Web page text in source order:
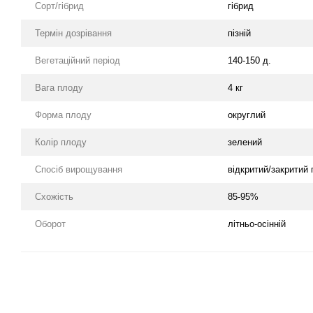
Сорт/гібрид гібрид
Термін дозрівання пізній
Вегетаційний період 140-150 д.
Вага плоду 4 кг
Форма плоду округлий
Колір плоду зелений
Спосіб вирощування відкритий/закритий
Схожість 85-95%
Оборот літньо-осінній